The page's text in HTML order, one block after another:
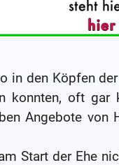
in den Köpfen
konnten, oft gar
Angebote
Start der Ehe